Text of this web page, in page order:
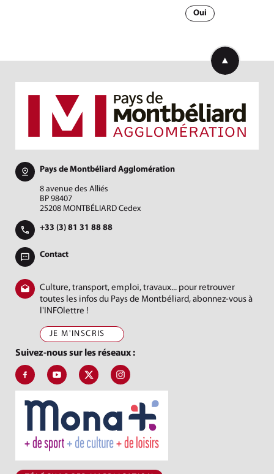
Oui
Retourner en
Pays de Montbéliard Agglomération
8 avenue des Alliés
BP 98407
25208 MONTBÉLIARD Cedex
+33 (3) 81 31 88 88
Contact
Culture, transport, emploi, travaux... pour retrouver
toutes les infos du Pays de Montbéliard, abonnez-vous à
l'INFOlettre !
JE M'INSCRIS
Suivez-nous sur les réseaux :
Suivez-nous sur Facebook, J'aime le Pays de Montbéliard
Suivez-nous sur Youtube, Pays de Montbéliard
Suivez-nous sur X, Pays de Montbéliard
Suivez-nous sur Instagram, Pays de